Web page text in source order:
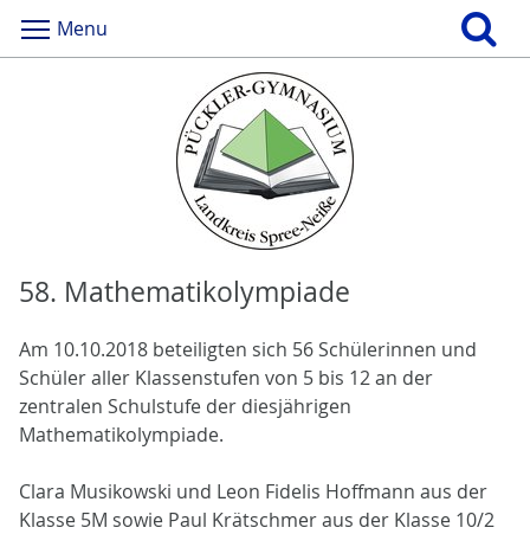
Menu
58. Mathematikolympiade
Am 10.10.2018 beteiligten sich 56 Schülerinnen und
Schüler aller Klassenstufen von 5 bis 12 an der
zentralen Schulstufe der diesjährigen
Mathematikolympiade.
Clara Musikowski und Leon Fidelis Hoffmann aus der
Klasse 5M sowie Paul Krätschmer aus der Klasse 10/2